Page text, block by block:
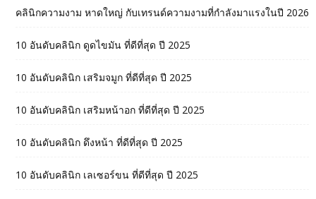
คลินิกความงาม หาดใหญ่ กับเทรนด์ความงามที่กำลังมาแรงในปี 2026
10 อันดับคลินิก ดูดไขมัน ที่ดีที่สุด ปี 2025
10 อันดับคลินิก เสริมจมูก ที่ดีที่สุด ปี 2025
10 อันดับคลินิก เสริมหน้าอก ที่ดีที่สุด ปี 2025
10 อันดับคลินิก ดึงหน้า ที่ดีที่สุด ปี 2025
10 อันดับคลินิก เลเซอร์ขน ที่ดีที่สุด ปี 2025